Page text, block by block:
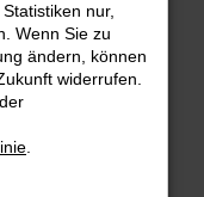
können:
deine
nur,
Wenn Sie zu
ändern, können
widerrufen.